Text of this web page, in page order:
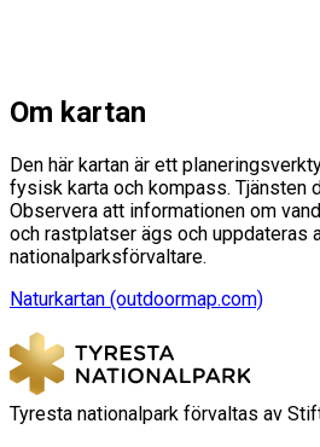
Om kartan
Den här kartan är ett
fysisk karta och kompass. Tjänsten
Observera att informationen om
och rastplatser ägs och uppdateras
nationalparksförvaltare.
Naturkartan (outdoormap.com)
Tyresta nationalpark förvaltas av